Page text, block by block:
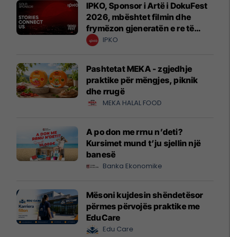
IPKO, Sponsor i Artë i DokuFest
2026, mbështet filmin dhe
frymëzon gjeneratën e re të
krijuesve
IPKO
Pashtetat MEKA - zgjedhje
praktike për mëngjes, piknik
dhe rrugë
MEKA HALAL FOOD
A po don me rrnu n’deti?
Kursimet mund t’ju sjellin një
banesë
Banka Ekonomike
Mësoni kujdesin shëndetësor
përmes përvojës praktike me
EduCare
Edu Care